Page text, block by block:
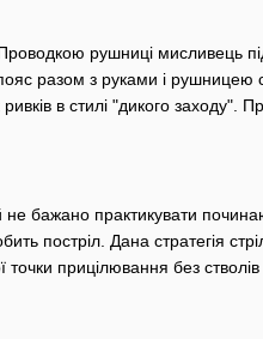
рушниці мисливець
разом з руками і рушницею
в стилі "дикого заходу".
бажано практикувати
постріл. Дана стратегія
прицілювання без стволів